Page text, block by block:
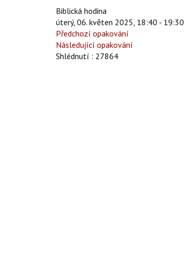
Biblická hodina
úterý, 06. květen 2025, 18:40 - 19:30
Předchozí opakování
Následující opakování
Shlédnutí : 27864